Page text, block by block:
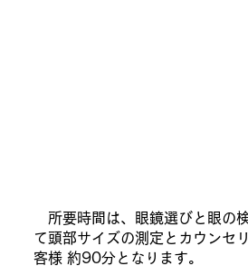
所要時間は、眼鏡選びと眼の
て頭部サイズの測定とカウンセ
客様 約90分となります。